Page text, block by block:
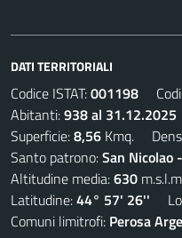
DATI TERRITORIALI
Codice ISTAT:001198
Abitanti:938 al 31.12.2025
Superficie:8,56 Kmq.
Santo patrono:San Nicolao
Altitudine media:630
Latitudine:44° 57' 26''
Comuni limitrofi: Perosa